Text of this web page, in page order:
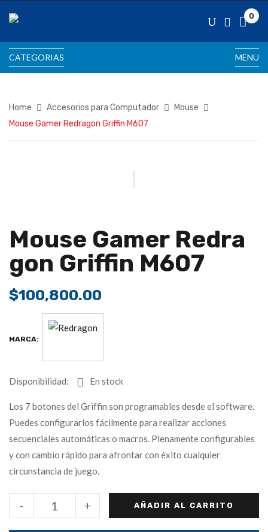
0
CATEGORIAS MENU
Home Accesorios para Computador
Mouse
Mouse Gamer Redragon Griffin M607
Mouse Gamer Redra
Gon Griffin M607
$100,800.00
MARCA:
Disponibilidad: En stock
Los 7 botones del Griffin son programables desde el software.
Puedes configurarlos fácilmente para realizar acciones
secuenciales automáticas o macros. Plenamente configurables
y con cambio rápido para afrontar con éxito cualquier
circunstancia de juego.
+
- AÑADIR AL CARRITO